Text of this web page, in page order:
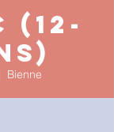
Bienne